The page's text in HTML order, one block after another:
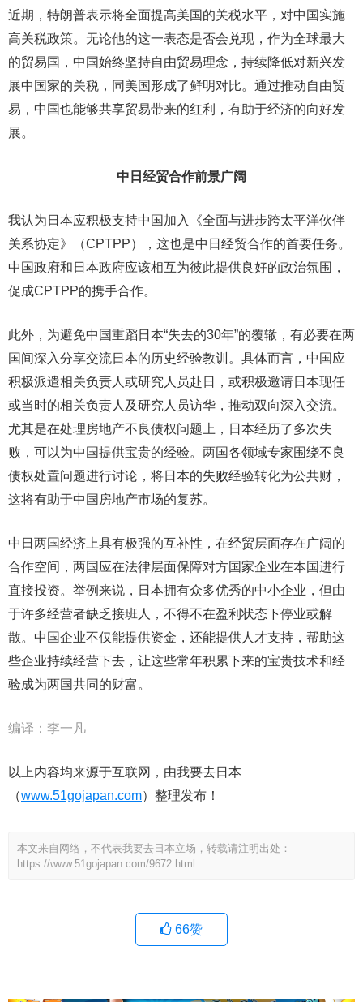
近期，特朗普表示将全面提高美国的关税水平，对中国实施
高关税政策。无论他的这一表态是否会兑现，作为全球最大
的贸易国，中国始终坚持自由贸易理念，持续降低对新兴发
展中国家的关税，同美国形成了鲜明对比。通过推动自由贸
易，中国也能够共享贸易带来的红利，有助于经济的向好发
展。
中日经贸合作前景广阔
我认为日本应积极支持中国加入《全面与进步跨太平洋伙伴
关系协定》（CPTPP），这也是中日经贸合作的首要任务。
中国政府和日本政府应该相互为彼此提供良好的政治氛围，
促成CPTPP的携手合作。
此外，为避免中国重蹈日本“失去的30年”的覆辙，有必要在两
国间深入分享交流日本的历史经验教训。具体而言，中国应
积极派遣相关负责人或研究人员赴日，或积极邀请日本现任
或当时的相关负责人及研究人员访华，推动双向深入交流。
尤其是在处理房地产不良债权问题上，日本经历了多次失
败，可以为中国提供宝贵的经验。两国各领域专家围绕不良
债权处置问题进行讨论，将日本的失败经验转化为公共财，
这将有助于中国房地产市场的复苏。
中日两国经济上具有极强的互补性，在经贸层面存在广阔的
合作空间，两国应在法律层面保障对方国家企业在本国进行
直接投资。举例来说，日本拥有众多优秀的中小企业，但由
于许多经营者缺乏接班人，不得不在盈利状态下停业或解
散。中国企业不仅能提供资金，还能提供人才支持，帮助这
些企业持续经营下去，让这些常年积累下来的宝贵技术和经
验成为两国共同的财富。
编译：李一凡
以上内容均来源于互联网，由我要去日本
（www.51gojapan.com）整理发布！
本文来自网络，不代表我要去日本立场，转载请注明出处：
https://www.51gojapan.com/9672.html
66赞